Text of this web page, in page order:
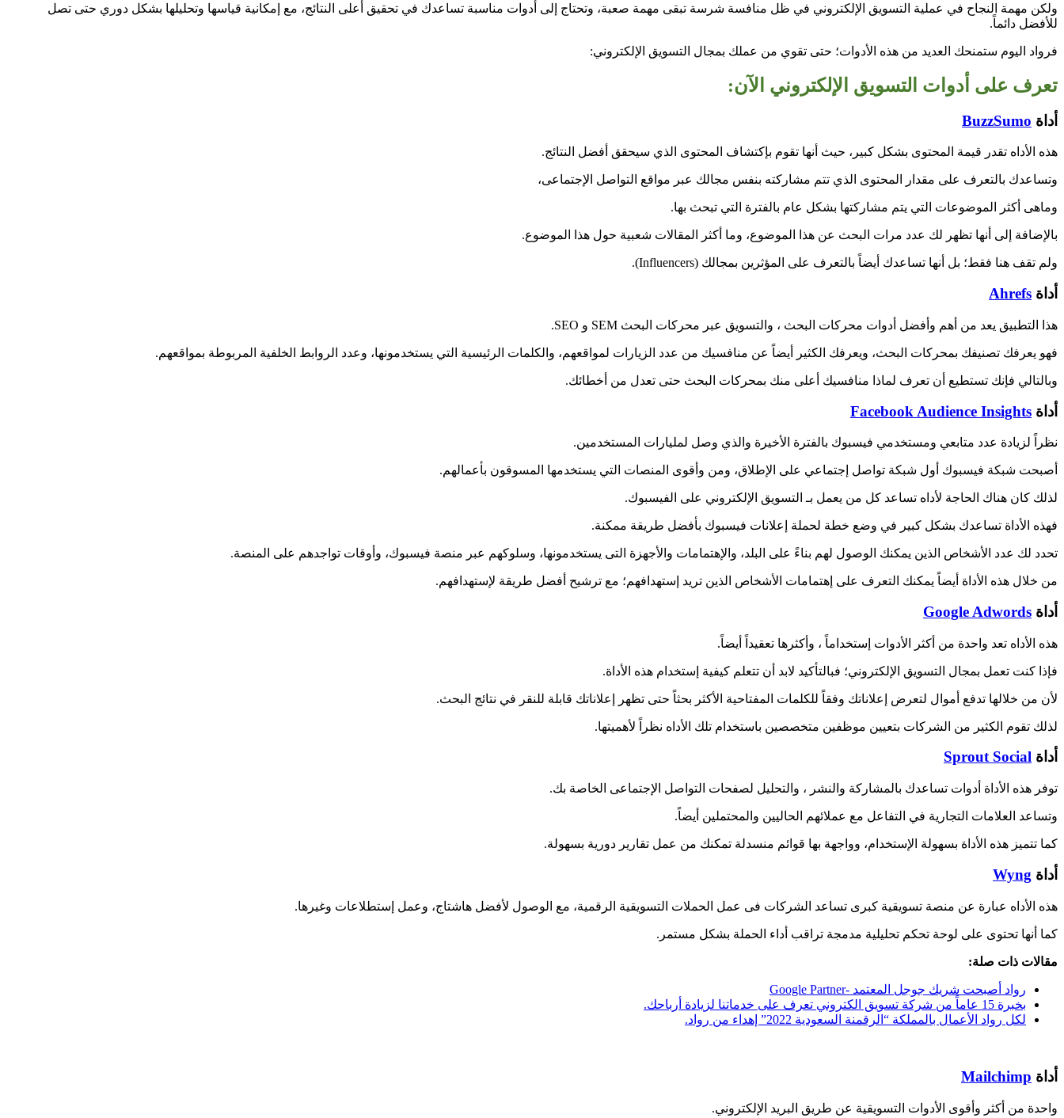
ولكن مهمة النجاح في عملية التسويق الإلكتروني في ظل منافسة شرسة تبقى مهمة صعبة، وتحتاج إلى أدوات مناسبة تساعدك في تحقيق أعلى النتائج، مع إمكانية قياسها وتحليلها بشكل دوري حتى تصل
للأفضل دائماً.
فرواد اليوم ستمنحك العديد من هذه الأدوات؛ حتى تقوي من عملك بمجال التسويق الإلكتروني:
تعرف على أدوات التسويق الإلكتروني الآن:
أداة BuzzSumo
هذه الأداه تقدر قيمة المحتوى بشكل كبير، حيث أنها تقوم بإكتشاف المحتوى الذي سيحقق أفضل النتائج.
وتساعدك بالتعرف على مقدار المحتوى الذي تتم مشاركته بنفس مجالك عبر مواقع التواصل الإجتماعى،
وماهى أكثر الموضوعات التي يتم مشاركتها بشكل عام بالفترة التي تبحث بها.
بالإضافة إلى أنها تظهر لك عدد مرات البحث عن هذا الموضوع، وما أكثر المقالات شعبية حول هذا الموضوع.
ولم تقف هنا فقط؛ بل أنها تساعدك أيضاً بالتعرف على المؤثرين بمجالك (Influencers).
أداة Ahrefs
هذا التطبيق يعد من أهم وأفضل أدوات محركات البحث ، والتسويق عبر محركات البحث SEM و SEO.
فهو يعرفك تصنيفك بمحركات البحث، ويعرفك الكثير أيضاً عن منافسيك من عدد الزيارات لمواقعهم، والكلمات الرئيسية التي يستخدمونها، وعدد الروابط الخلفية المربوطة بمواقعهم.
وبالتالي فإنك تستطيع أن تعرف لماذا منافسيك أعلى منك بمحركات البحث حتى تعدل من أخطائك.
أداة Facebook Audience Insights
نظراً لزيادة عدد متابعي ومستخدمي فيسبوك بالفترة الأخيرة والذي وصل لمليارات المستخدمين.
أصبحت شبكة فيسبوك أول شبكة تواصل إجتماعي على الإطلاق، ومن وأقوى المنصات التي يستخدمها المسوقون بأعمالهم.
لذلك كان هناك الحاجة لأداه تساعد كل من يعمل بـ التسويق الإلكتروني على الفيسبوك.
فهذه الأداة تساعدك بشكل كبير في وضع خطة لحملة إعلانات فيسبوك بأفضل طريقة ممكنة.
تحدد لك عدد الأشخاص الذين يمكنك الوصول لهم بناءً على البلد، والإهتمامات والأجهزة التى يستخدمونها، وسلوكهم عبر منصة فيسبوك، وأوقات تواجدهم على المنصة.
من خلال هذه الأداة أيضاً يمكنك التعرف على إهتمامات الأشخاص الذين تريد إستهدافهم؛ مع ترشيح أفضل طريقة لإستهدافهم.
أداة Google Adwords
هذه الأداه تعد واحدة من أكثر الأدوات إستخداماً ، وأكثرها تعقيداً أيضاً.
فإذا كنت تعمل بمجال التسويق الإلكتروني؛ فبالتأكيد لابد أن تتعلم كيفية إستخدام هذه الأداة.
لأن من خلالها تدفع أموال لتعرض إعلاناتك وفقاً للكلمات المفتاحية الأكثر بحثاً حتى تظهر إعلاناتك قابلة للنقر في نتائج البحث.
لذلك تقوم الكثير من الشركات بتعيين موظفين متخصصين باستخدام تلك الأداه نظراً لأهميتها.
أداة Sprout Social
توفر هذه الأداة أدوات تساعدك بالمشاركة والنشر ، والتحليل لصفحات التواصل الإجتماعى الخاصة بك.
وتساعد العلامات التجارية في التفاعل مع عملائهم الحاليين والمحتملين أيضاً.
كما تتميز هذه الأداة بسهولة الإستخدام، وواجهة بها قوائم منسدلة تمكنك من عمل تقارير دورية بسهولة.
أداة Wyng
هذه الأداه عبارة عن منصة تسويقية كبرى تساعد الشركات فى عمل الحملات التسويقية الرقمية، مع الوصول لأفضل هاشتاج، وعمل إستطلاعات وغيرها.
كما أنها تحتوى على لوحة تحكم تحليلية مدمجة تراقب أداء الحملة بشكل مستمر.
مقالات ذات صلة:
رواد أصبحت شريك جوجل المعتمد -Google Partner
بخبرة 15 عاماً من شركة تسويق الكتروني تعرف على خدماتنا لزيادة أرباحك.
لكل رواد الأعمال بالمملكة “الرقمنة السعودية 2022” إهداء من رواد.
أداة Mailchimp
واحدة من أكثر وأقوى الأدوات التسويقية عن طريق البريد الإلكتروني.